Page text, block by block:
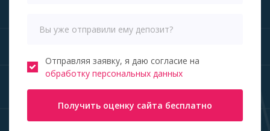
Отправляя заявку, я даю согласие на
обработку персональных данных
Получить оценку сайта бесплатно